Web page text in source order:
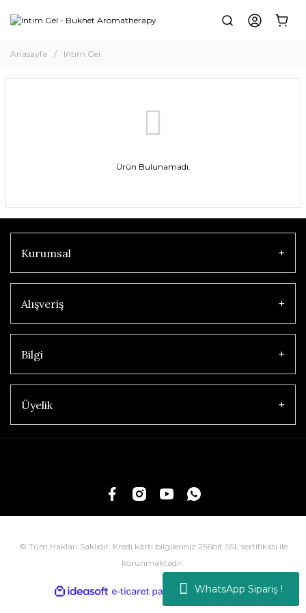
WhatsApp Sipariş !
Anasayfa Intım Gel
Ürün Bulunamadı.
Kurumsal
Alışveriş
Bilgi
Üyelik
© Tüm Hakları Saklıdır. Kredi kartı bilgileriniz 256bit SSL sertifikası ile
korunmaktadır.
ideasoft
e-
ticaret
ile